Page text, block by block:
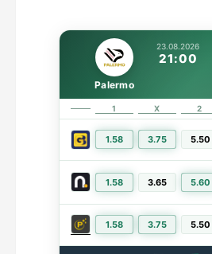
23.08.2026
21:00
Palermo
1 X 2
1.58 3.75 5.50
1.58 3.65 5.60
1.58 3.75 5.50